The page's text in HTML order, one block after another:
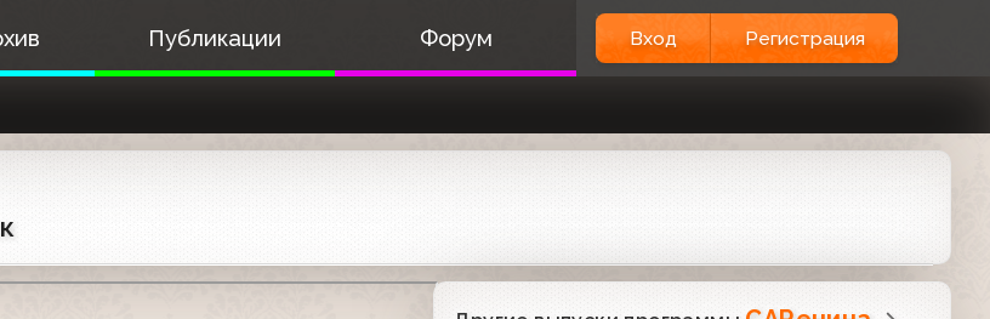
Публикации Форум Вход Регистрация